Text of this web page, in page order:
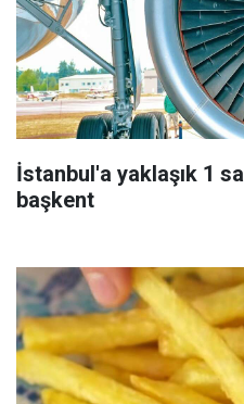
İstanbul'a yaklaşık 1
başkent